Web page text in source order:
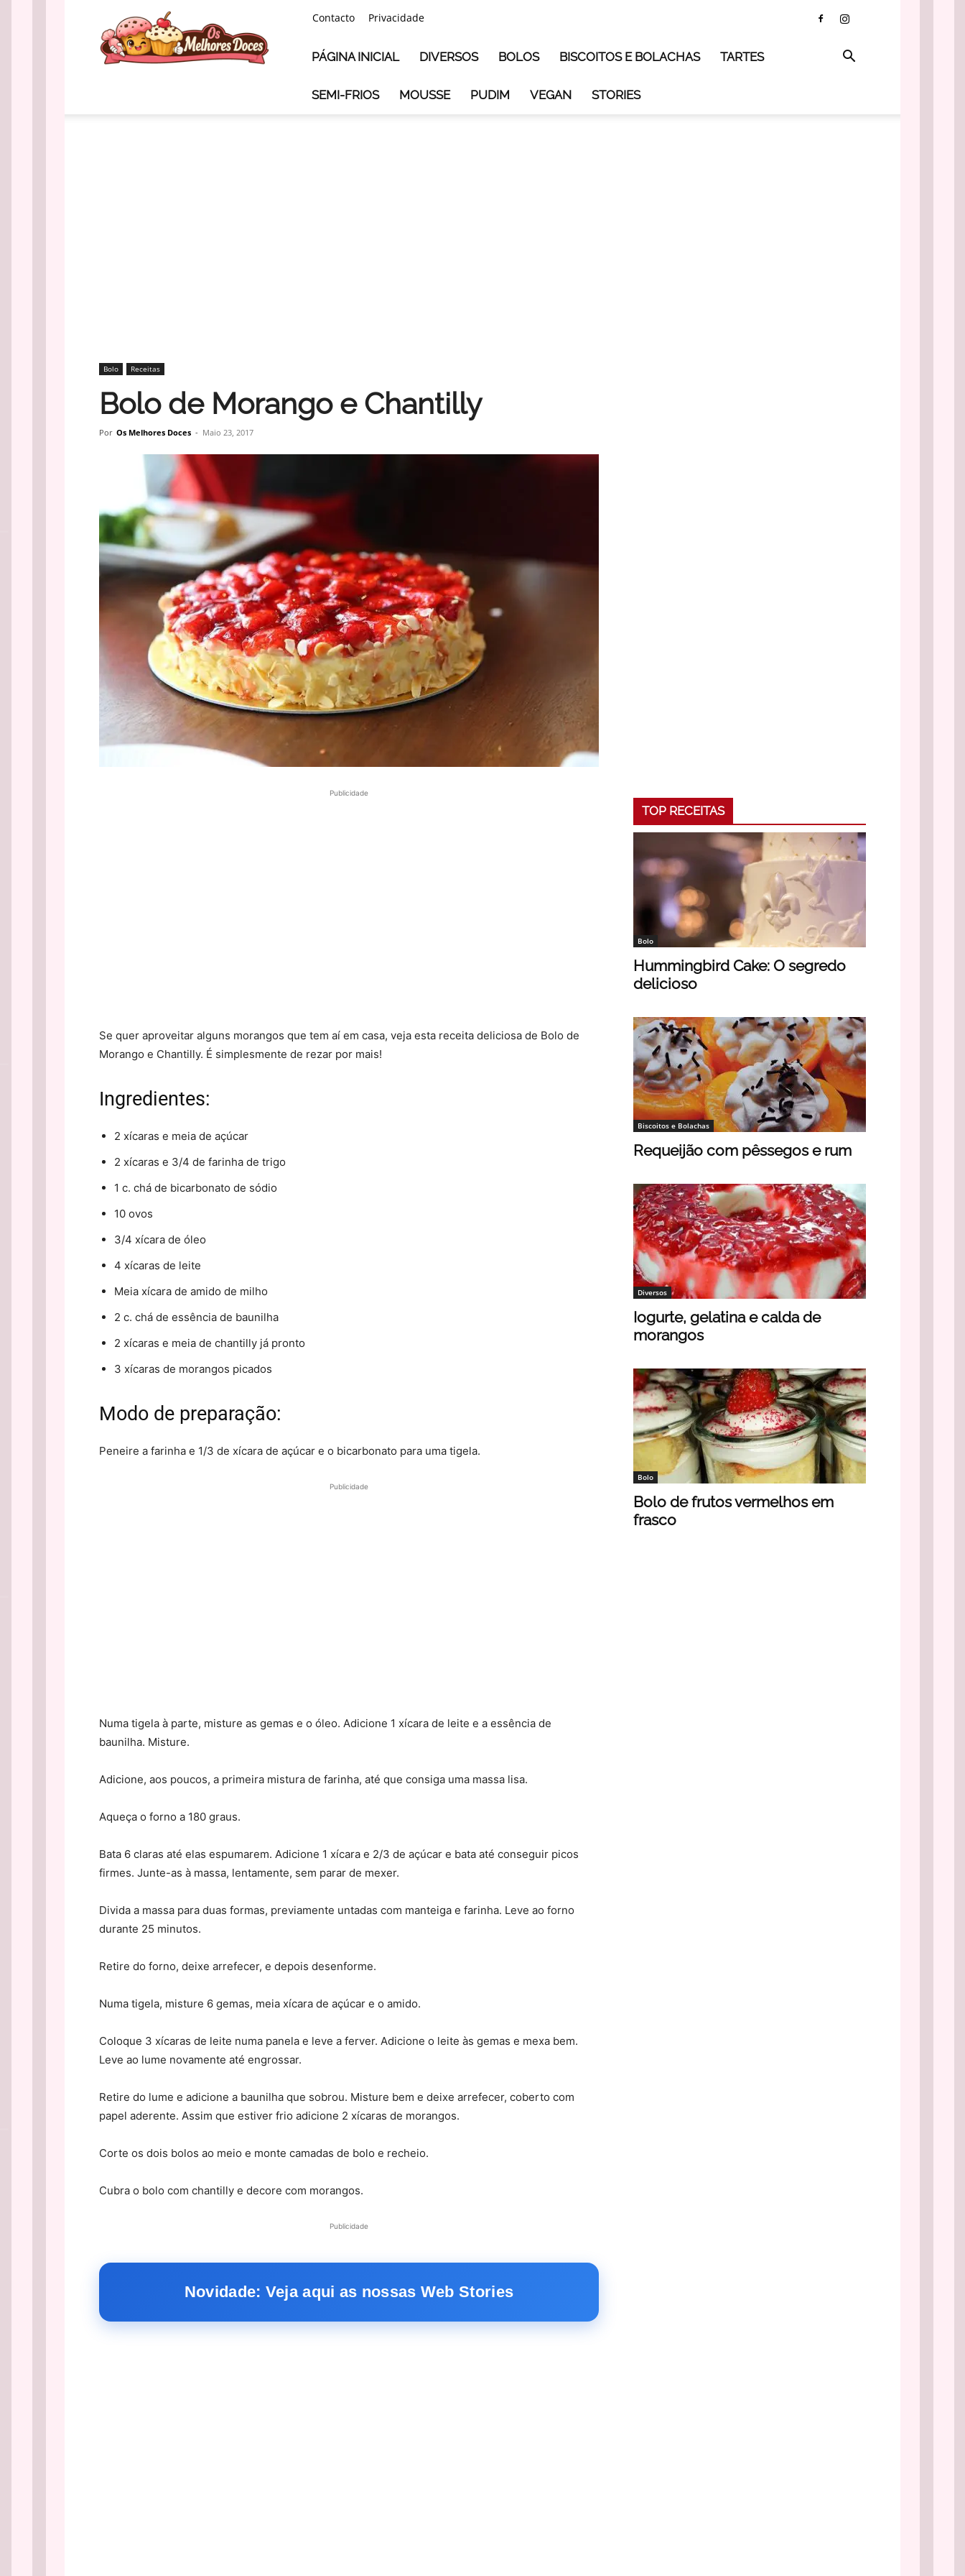
Melhores
Doces
Contacto Privacidade
PÁGINA INICIAL DIVERSOS BOLOS BISCOITOS E BOLACHAS TARTES
SEMI-FRIOS MOUSSE PUDIM VEGAN STORIES
Bolo Receitas
Bolo de Morango e Chantilly
Por Os Melhores Doces - Maio 23, 2017
Publicidade
Se quer aproveitar alguns morangos que tem aí em casa, veja esta receita deliciosa de Bolo de
Morango e Chantilly. É simplesmente de rezar por mais!
Ingredientes:
2 xícaras e meia de açúcar
2 xícaras e 3/4 de farinha de trigo
1 c. chá de bicarbonato de sódio
10 ovos
3/4 xícara de óleo
4 xícaras de leite
Meia xícara de amido de milho
2 c. chá de essência de baunilha
2 xícaras e meia de chantilly já pronto
3 xícaras de morangos picados
Modo de preparação:
Peneire a farinha e 1/3 de xícara de açúcar e o bicarbonato para uma tigela.
Publicidade
Numa tigela à parte, misture as gemas e o óleo. Adicione 1 xícara de leite e a essência de
baunilha. Misture.
Adicione, aos poucos, a primeira mistura de farinha, até que consiga uma massa lisa.
Aqueça o forno a 180 graus.
Bata 6 claras até elas espumarem. Adicione 1 xícara e 2/3 de açúcar e bata até conseguir picos
firmes. Junte-as à massa, lentamente, sem parar de mexer.
Divida a massa para duas formas, previamente untadas com manteiga e farinha. Leve ao forno
durante 25 minutos.
Retire do forno, deixe arrefecer, e depois desenforme.
Numa tigela, misture 6 gemas, meia xícara de açúcar e o amido.
Coloque 3 xícaras de leite numa panela e leve a ferver. Adicione o leite às gemas e mexa bem.
Leve ao lume novamente até engrossar.
Retire do lume e adicione a baunilha que sobrou. Misture bem e deixe arrefecer, coberto com
papel aderente. Assim que estiver frio adicione 2 xícaras de morangos.
Corte os dois bolos ao meio e monte camadas de bolo e recheio.
Cubra o bolo com chantilly e decore com morangos.
Publicidade
Novidade: Veja aqui as nossas Web Stories
TOP RECEITAS
Bolo
Hummingbird Cake: O segredo
delicioso
Biscoitos e Bolachas
Requeijão com pêssegos e rum
Diversos
Iogurte, gelatina e calda de
morangos
Bolo
Bolo de frutos vermelhos em
frasco